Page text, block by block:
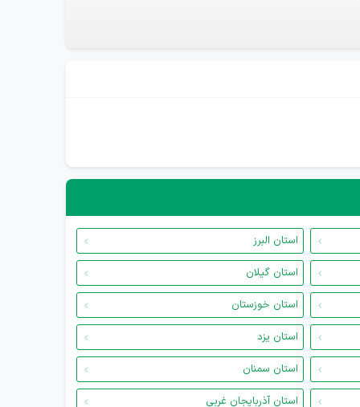
استان البرز
استان گیلان
استان خوزستان
استان یزد
استان سمنان
استان آذربایجان غربی